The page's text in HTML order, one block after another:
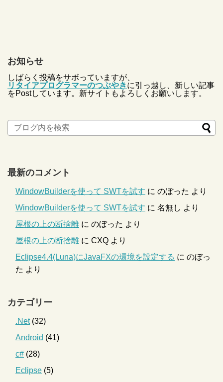
お知らせ
しばらく投稿をサボっていますが、
リタイアプログラマーのつぶやきに引っ越し、新しい記事
をPostしています。新サイトもよろしくお願いします。
最新のコメント
WindowBuilderを使って SWTを試す に のぼった より
WindowBuilderを使って SWTを試す に 名無し より
屋根の上の断捨離 に のぼった より
屋根の上の断捨離 に CXQ より
Eclipse4.4(Luna)にJavaFXの環境を設定する に のぼっ
た より
カテゴリー
.Net(32)
Android (41)
c# (28)
Eclipse (5)